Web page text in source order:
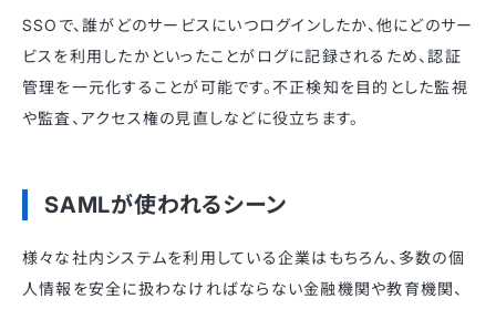
SSOで、誰がどのサービスにいつログインしたか、他にどのサー
ビスを利用したかといったことがログに記録されるため、認証
管理を一元化することが可能です。不正検知を目的とした監視
や監査、アクセス権の見直しなどに役立ちます。
SAMLが使われるシーン
様々な社内システムを利用している企業はもちろん、多数の個
人情報を安全に扱わなければならない金融機関や教育機関、